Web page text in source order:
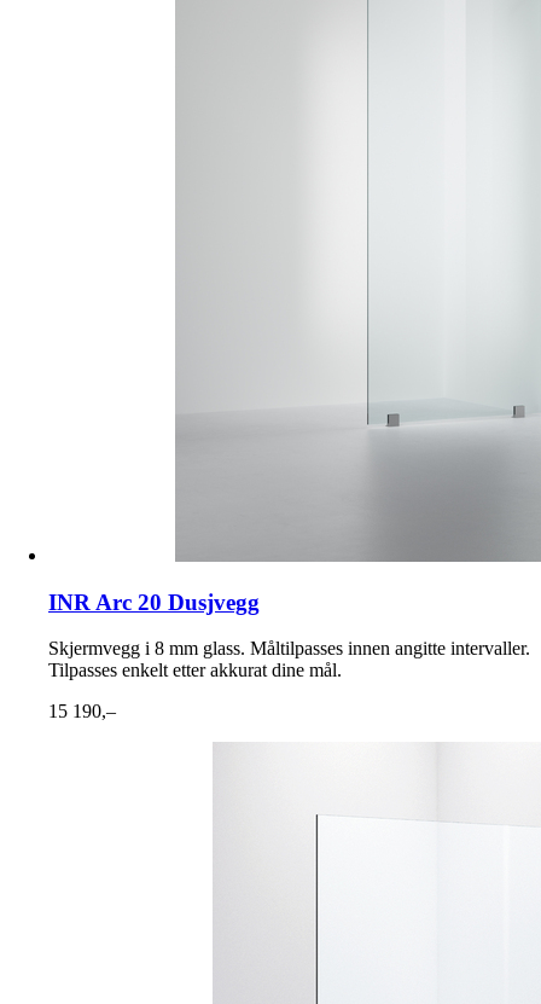
INR Arc 20 Dusjvegg
Skjermvegg i 8 mm glass. Måltilpasses innen angitte intervaller.
Tilpasses enkelt etter akkurat dine mål.
15 190,–